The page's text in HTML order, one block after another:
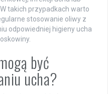
takich przypadkach warto
stosowanie oliwy z
odpowiedniej higieny ucha
być
ucha?